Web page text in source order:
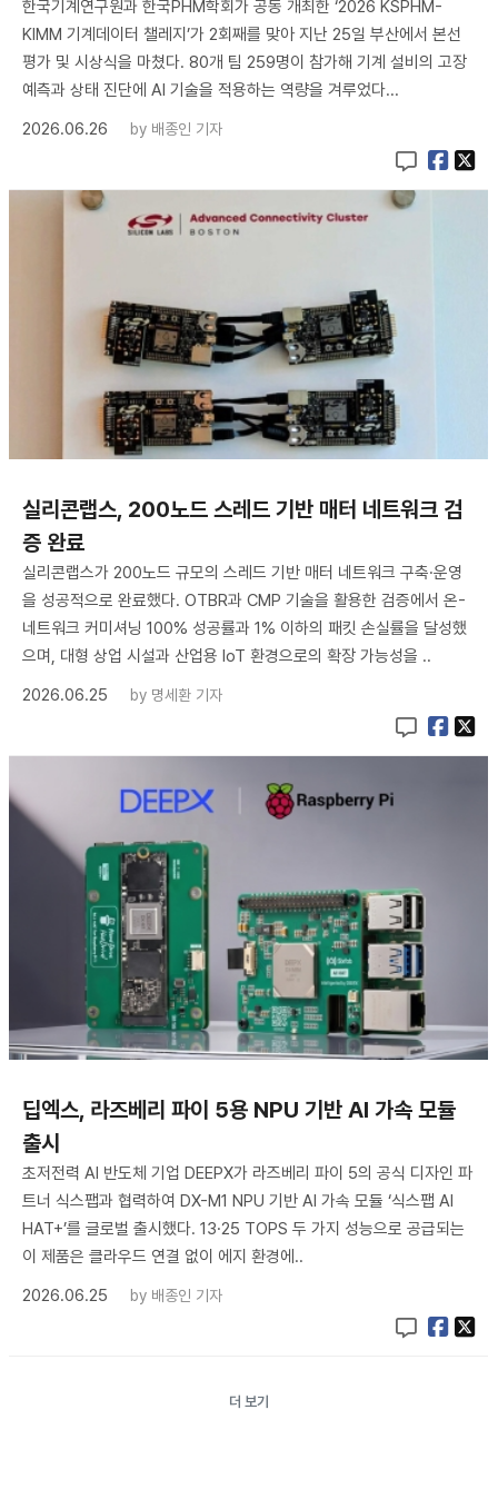
한국기계연구원과 한국PHM학회가 공동 개최한 ‘2026 KSPHM-
KIMM 기계데이터 챌레지’가 2회째를 맞아 지난 25일 부산에서 본선
평가 및 시상식을 마쳤다. 80개 팀 259명이 참가해 기계 설비의 고장
예측과 상태 진단에 AI 기술을 적용하는 역량을 겨루었다...
2026.06.26
by 배종인 기자
실리콘랩스, 200노드 스레드 기반 매터 네트워크 검
증 완료
실리콘랩스가 200노드 규모의 스레드 기반 매터 네트워크 구축·운영
을 성공적으로 완료했다. OTBR과 CMP 기술을 활용한 검증에서 온-
네트워크 커미셔닝 100% 성공률과 1% 이하의 패킷 손실률을 달성했
으며, 대형 상업 시설과 산업용 IoT 환경으로의 확장 가능성을 ..
2026.06.25
by 명세환 기자
딥엑스, 라즈베리 파이 5용 NPU 기반 AI 가속 모듈
출시
초저전력 AI 반도체 기업 DEEPX가 라즈베리 파이 5의 공식 디자인 파
트너 식스팹과 협력하여 DX-M1 NPU 기반 AI 가속 모듈 ‘식스팹 AI
HAT+’를 글로벌 출시했다. 13·25 TOPS 두 가지 성능으로 공급되는
이 제품은 클라우드 연결 없이 에지 환경에..
2026.06.25
by 배종인 기자
더 보기